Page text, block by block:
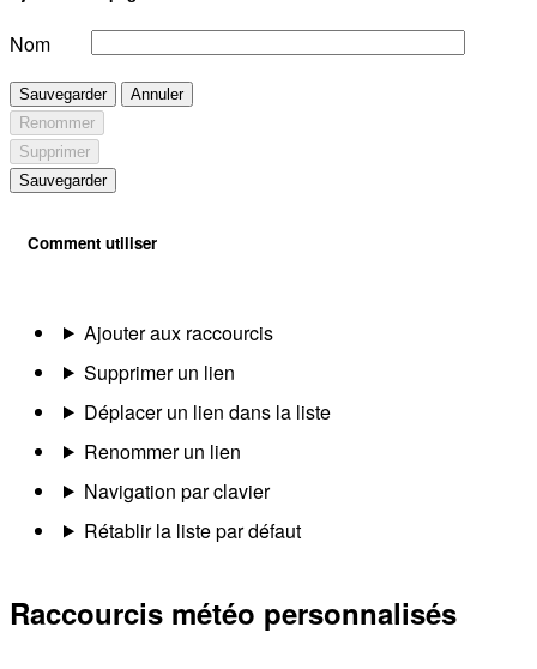
Nom
Sauvegarder
Annuler
Renommer
Supprimer
Sauvegarder
Comment utiliser
Ajouter aux raccourcis
Supprimer un lien
Déplacer un lien dans la liste
Renommer un lien
Navigation par clavier
Rétablir la liste par défaut
Raccourcis météo personnalisés